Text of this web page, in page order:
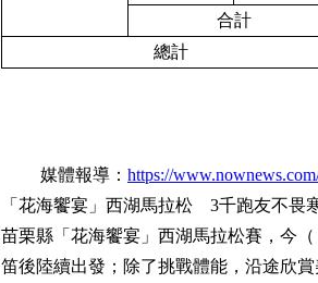
合計
總計
媒體報導： https://
「花海饗宴」西湖馬拉松 3千跑友不畏
苗栗縣「花海饗宴」西湖馬拉松賽，今
笛後陸續出發；除了挑戰體能，沿途欣